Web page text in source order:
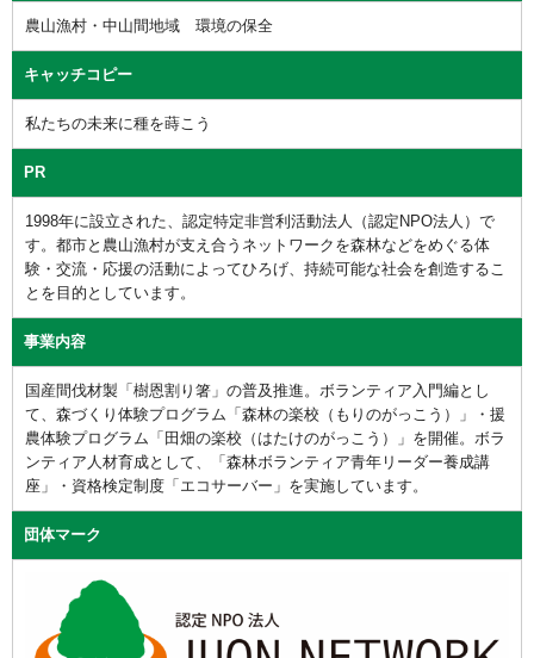
農山漁村・中山間地域 環境の保全
キャッチコピー
私たちの未来に種を蒔こう
PR
1998年に設立された、認定特定非営利活動法人（認定NPO法人）で
す。都市と農山漁村が支え合うネットワークを森林などをめぐる体
験・交流・応援の活動によってひろげ、持続可能な社会を創造するこ
とを目的としています。
事業内容
国産間伐材製「樹恩割り箸」の普及推進。ボランティア入門編とし
て、森づくり体験プログラム「森林の楽校（もりのがっこう）」・援
農体験プログラム「田畑の楽校（はたけのがっこう）」を開催。ボラ
ンティア人材育成として、「森林ボランティア青年リーダー養成講
座」・資格検定制度「エコサーバー」を実施しています。
団体マーク